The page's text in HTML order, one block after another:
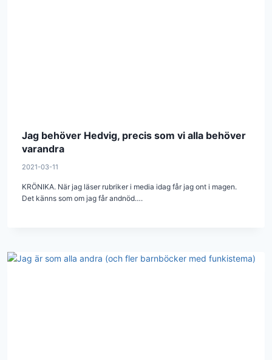
Jag behöver Hedvig, precis som vi alla behöver
varandra
2021-03-11
KRÖNIKA. När jag läser rubriker i media idag får jag ont i magen.
Det känns som om jag får andnöd….